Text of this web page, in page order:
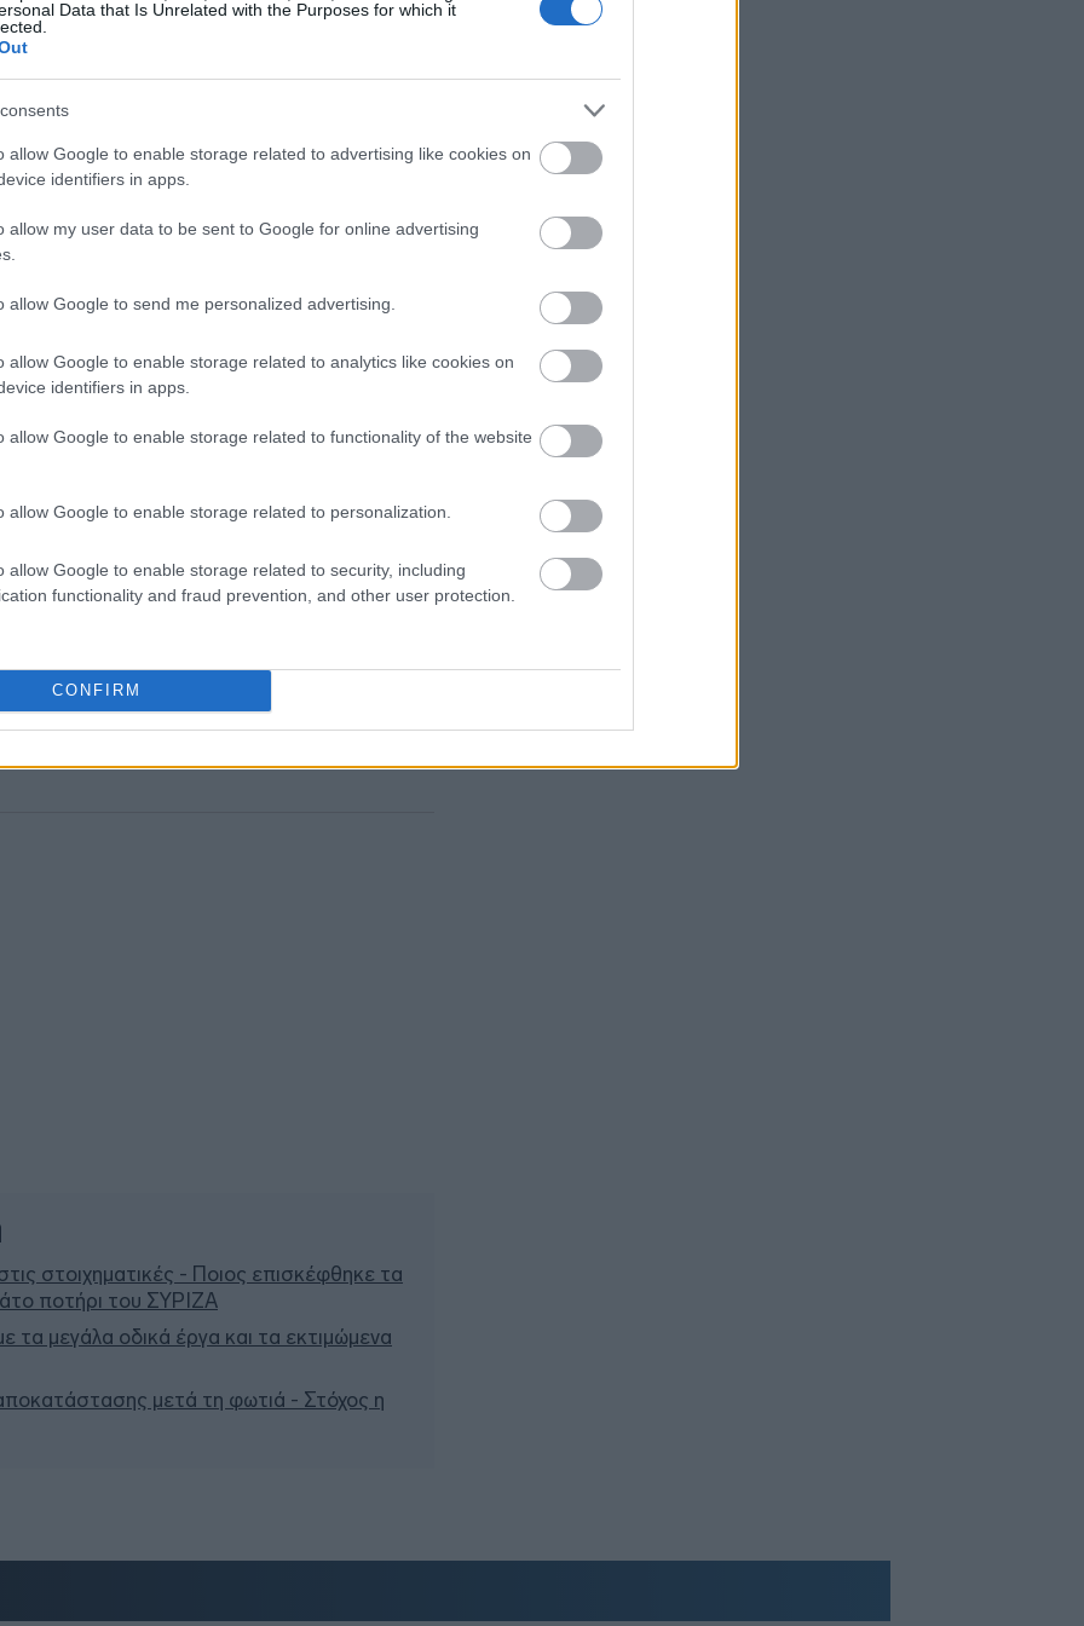
Data that Is Unrelated with the Purposes for which it
allow Google to enable storage related to advertising like cookies on
identifiers in apps.
allow my user data to be sent to Google for online advertising
allow Google to send me personalized advertising.
allow Google to enable storage related to analytics like cookies on
identifiers in apps.
allow Google to enable storage related to functionality of the website
allow Google to enable storage related to personalization.
allow Google to enable storage related to security, including
functionality and fraud prevention, and other user protection.
CONFIRM
της
προστιθέμενης αξίας για την
επιτήρηση. Το πολυεθνικό
πέραν της ΕΤΜΕ, από τις εταιρείες
Analytics Limited, Cyprus Research and
Research and Technology Hellas,
Nederland, Naval Group SA, Navantia
Workshop PLC, Sener Aeroespacial
& Constructors B.V., Techlam
Applications S.L.,
και το εύρος της συνεργασίας για την
Ευρωπαϊκού Προγράμματος
σε συνεργασία με τη Γενική
και Επενδύσεων (ΓΔΑΕΕ) του ΥΠΕΘΑ. Το
Ένωση, την Ελλάδα και την
και μάθετε πρώτοι όλες τις
στοιχηματικές - Ποιος επισκέφθηκε τα
ποτήρι του ΣΥΡΙΖΑ
τα μεγάλα οδικά έργα και τα εκτιμώμενα
μετά τη φωτιά - Στόχος η
18η συνεχόμενη χρονιά
δολαρίων για τη DeepSeek
Βρεττού (Credia): Πιστωτική επέκταση
άνω των 1,3 δισ. ευρώ φέτος -
Επιταχύνει την ανάπτυξη, μεταθέτει
Στα πράσινα οι ευρωαγορές - Νέο
ενδοσυνεδριακό ρεκόρ για τον Stoxx
Πυρκαγιές: 325 αυτοψίες στις
πληγείσες περιοχές - 118 «κόκκινα»
Σε εξέλιξη πυρκαγιές σε Σκύρο και
18:49
ΑΔΜΗΕ: Διατηρεί την τεχνική ηγεσία